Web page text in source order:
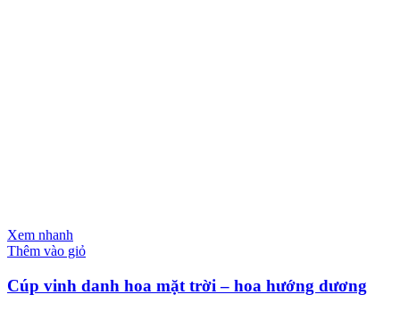
Xem nhanh
Thêm vào giỏ
Cúp vinh danh hoa mặt trời – hoa hướng dương